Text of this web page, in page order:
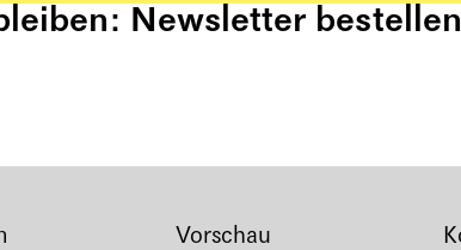
Newsletter bestellen
Vorschau